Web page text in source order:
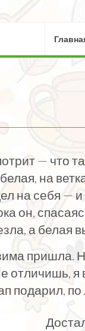
— что
на
на себя — и
он,
а белая
пришла.
отличишь,
подарил, по